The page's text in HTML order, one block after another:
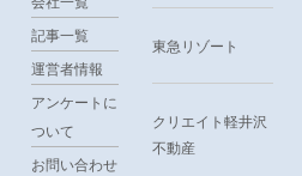
記事一覧
運営者情報
アンケートに
ついて
お問い合わせ
東急リゾート
クリエイト軽井沢
不動産